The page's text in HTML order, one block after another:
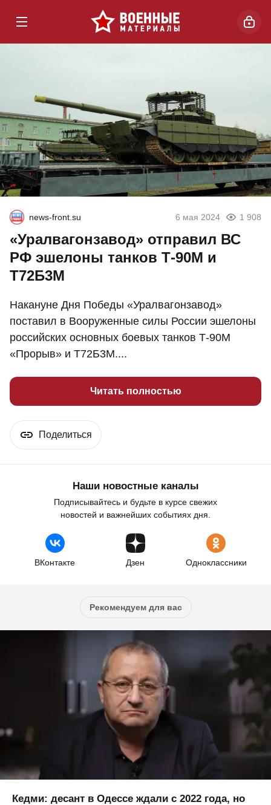
news-front.su 6 мая 2024 1 908
«Уралвагонзавод» отправил ВС
РФ эшелоны танков Т-90М и
Т72Б3М
Накануне Дня Победы «Уралвагонзавод»
поставил в Вооруженные силы России эшелоны
российских основных боевых танков Т-90М
«Прорыв» и Т72Б3М....
Читать полностью
Поделиться
Наши новостные каналы
Подписывайтесь и будьте в курсе свежих
новостей и важнейших событиях дня.
ВКонтакте Дзен Одноклассники
Рекомендуем для вас
Кедми: десант в Одессе ждали с 2022 года, но